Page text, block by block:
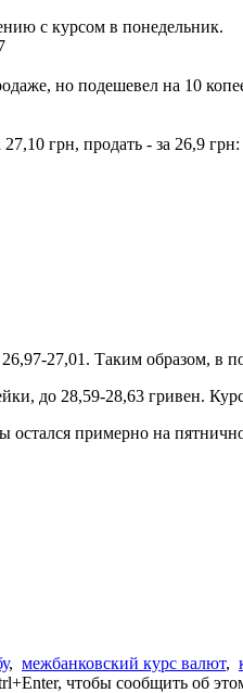
с курсом в понедельник.
но подешевел на 10
грн, продать - за 26,9 грн:
27,01. Таким образом, в
до 28,59-28,63 гривен.
остался примерно на
, межбанковский курс валют,
чтобы сообщить об